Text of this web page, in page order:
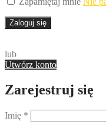
Zaloguj się
lub
Utwórz konto
Zarejestruj się
Imię *